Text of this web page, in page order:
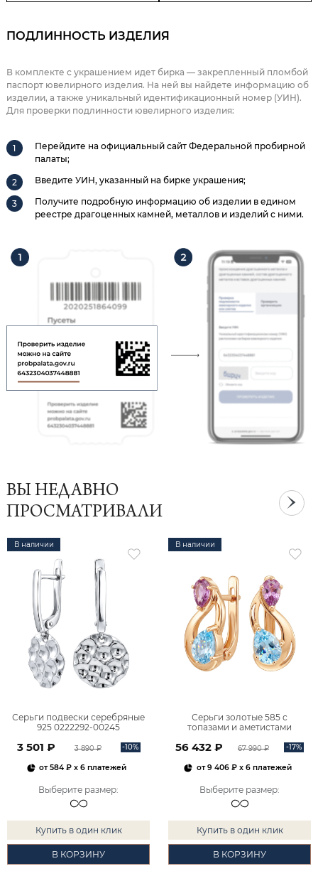
ПОДЛИННОСТЬ ИЗДЕЛИЯ
В комплекте с украшением идет бирка — закрепленный пломбой
паспорт ювелирного изделия. На ней вы найдете информацию об
изделии, а также уникальный идентификационный номер (УИН).
Для проверки подлинности ювелирного изделия:
Перейдите на официальный сайт Федеральной пробирной
палаты;
Введите УИН, указанный на бирке украшения;
Получите подробную информацию об изделии в едином
реестре драгоценных камней, металлов и изделий с ними.
ВЫ НЕДАВНО
ПРОСМАТРИВАЛИ
В наличии
Серьги подвески серебряные
925 0222292-00245
3 501 ₽ 3 890 ₽ -10%
от584 ₽ x 6 платежей
Выберите размер:
Купить в один клик
В КОРЗИНУ
В наличии
Серьги золотые 585 с
топазами и аметистами
56 432 ₽ 67 990 ₽ -17%
от9 406 ₽x 6 платежей
Выберите размер:
Купить в один клик
В КОРЗИНУ